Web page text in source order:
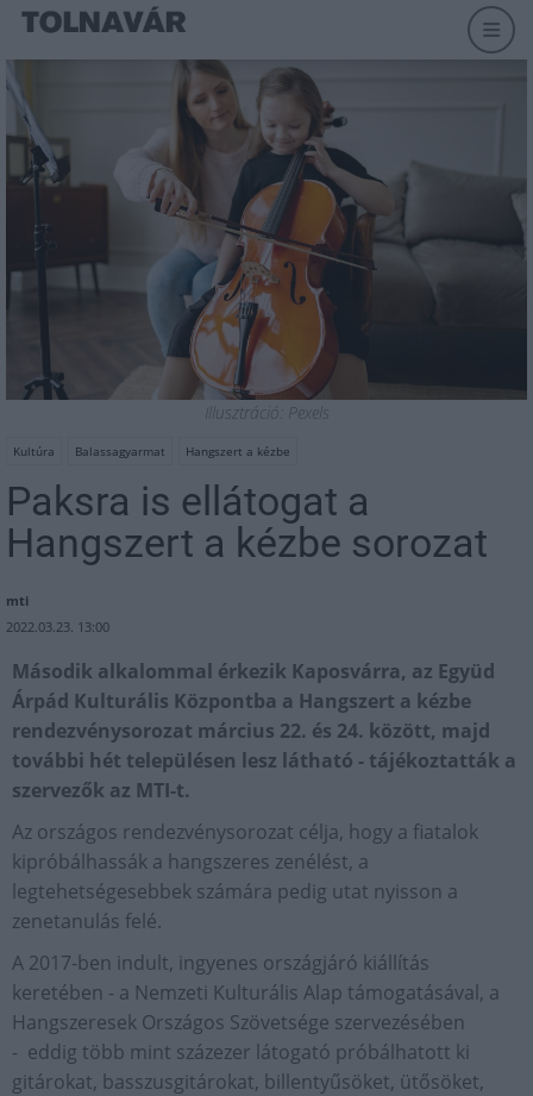
Illusztráció: Pexels
Kultúra Balassagyarmat Hangszert a kézbe
Paksra is ellátogat a
Hangszert a kézbe sorozat
mti
2022.03.23. 13:00
Második alkalommal érkezik Kaposvárra, az Együd
Árpád Kulturális Központba a Hangszert a kézbe
rendezvénysorozat március 22. és 24. között, majd
további hét településen lesz látható - tájékoztatták a
szervezők az MTI-t.
Az országos rendezvénysorozat célja, hogy a fiatalok
kipróbálhassák a hangszeres zenélést, a
legtehetségesebbek számára pedig utat nyisson a
zenetanulás felé.
A 2017-ben indult, ingyenes országjáró kiállítás
keretében - a Nemzeti Kulturális Alap támogatásával, a
Hangszeresek Országos Szövetsége szervezésében
- eddig több mint százezer látogató próbálhatott ki
gitárokat, basszusgitárokat, billentyűsöket, ütősöket,